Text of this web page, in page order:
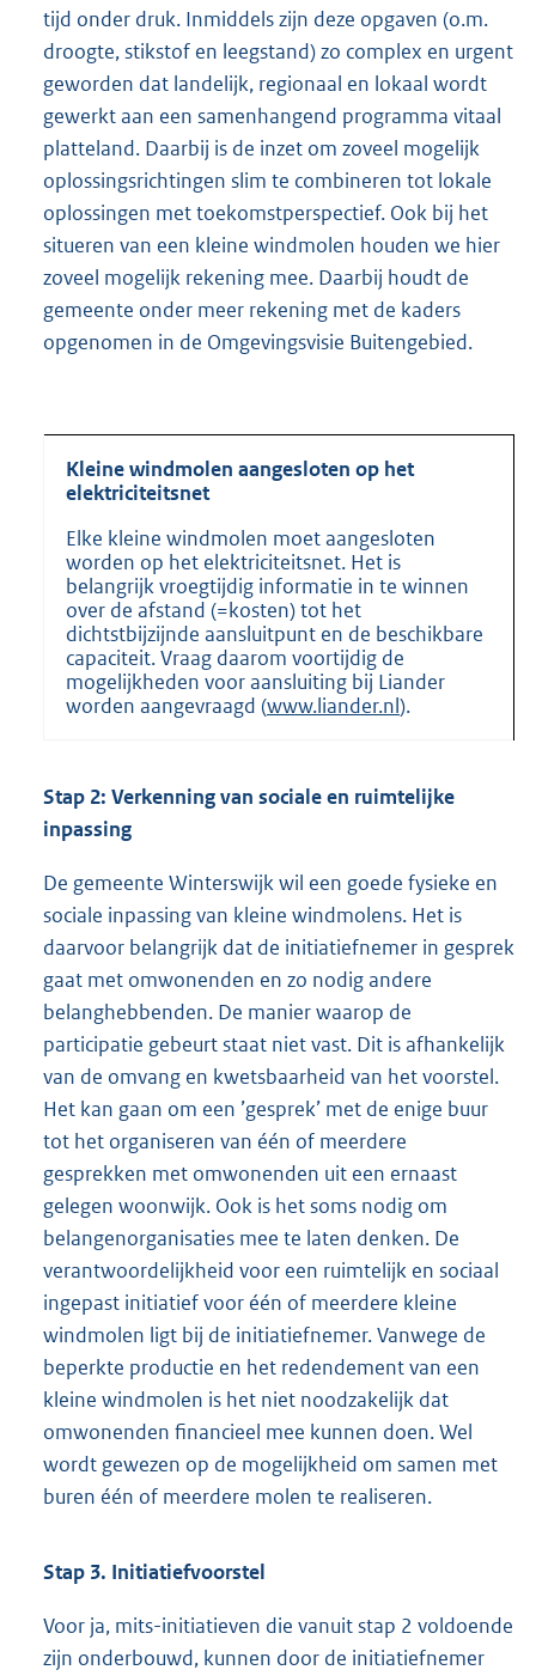
tijd onder druk. Inmiddels zijn deze opgaven (o.m.
droogte, stikstof en leegstand) zo complex en urgent
geworden dat landelijk, regionaal en lokaal wordt
gewerkt aan een samenhangend programma vitaal
platteland. Daarbij is de inzet om zoveel mogelijk
oplossingsrichtingen slim te combineren tot lokale
oplossingen met toekomstperspectief. Ook bij het
situeren van een kleine windmolen houden we hier
zoveel mogelijk rekening mee. Daarbij houdt de
gemeente onder meer rekening met de kaders
opgenomen in de Omgevingsvisie Buitengebied.
Kleine windmolen aangesloten op het
elektriciteitsnet
Elke kleine windmolen moet aangesloten
worden op het elektriciteitsnet. Het is
belangrijk vroegtijdig informatie in te winnen
over de afstand (=kosten) tot het
dichtstbijzijnde aansluitpunt en de beschikbare
capaciteit. Vraag daarom voortijdig de
mogelijkheden voor aansluiting bij Liander
worden aangevraagd (www.liander.nl).
Stap 2: Verkenning van sociale en ruimtelijke
inpassing
De gemeente Winterswijk wil een goede fysieke en
sociale inpassing van kleine windmolens. Het is
daarvoor belangrijk dat de initiatiefnemer in gesprek
gaat met omwonenden en zo nodig andere
belanghebbenden. De manier waarop de
participatie gebeurt staat niet vast. Dit is afhankelijk
van de omvang en kwetsbaarheid van het voorstel.
Het kan gaan om een ’gesprek’ met de enige buur
tot het organiseren van één of meerdere
gesprekken met omwonenden uit een ernaast
gelegen woonwijk. Ook is het soms nodig om
belangenorganisaties mee te laten denken. De
verantwoordelijkheid voor een ruimtelijk en sociaal
ingepast initiatief voor één of meerdere kleine
windmolen ligt bij de initiatiefnemer. Vanwege de
beperkte productie en het redendement van een
kleine windmolen is het niet noodzakelijk dat
omwonenden financieel mee kunnen doen. Wel
wordt gewezen op de mogelijkheid om samen met
buren één of meerdere molen te realiseren.
Stap 3. Initiatiefvoorstel
Voor ja, mits-initiatieven die vanuit stap 2 voldoende
zijn onderbouwd, kunnen door de initiatiefnemer